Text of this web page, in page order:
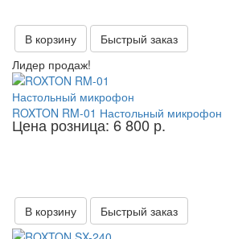
В корзину
Быстрый заказ
Лидер продаж!
ROXTON RM-01 Настольный микрофон
Цена розница: 6 800 р.
В корзину Быстрый заказ